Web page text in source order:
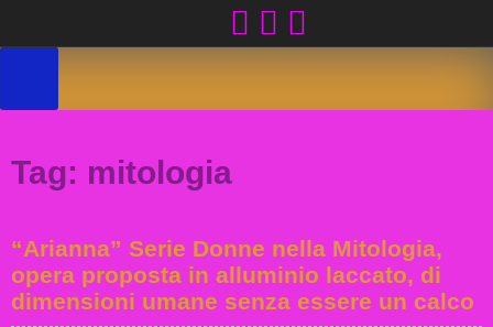
Tag: mitologia
“Arianna” Serie Donne nella Mitologia,
opera proposta in alluminio laccato, di
dimensioni umane senza essere un calco